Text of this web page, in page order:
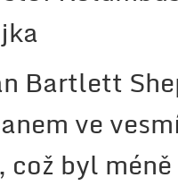
Bartlett
ve
byl